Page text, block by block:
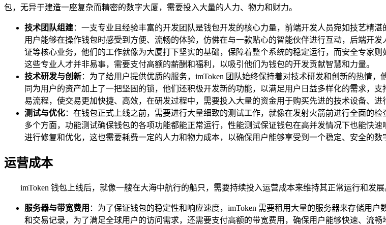
包，无异于建造一座复杂而精密的数字大厦，需要投入大量的人力、物力和财力。
技术团队组建：一支专业且经验丰富的开发团队是钱包开发的核心力量，前端开发人员宛如技艺精
用户能够在操作钱包时感受到方便、流畅的体验，仿佛在与一款贴心的智能伙伴进行互动，后端开
证等核心业务，他们的工作就像为大厦打下坚实的基础，保障着整个系统的稳定运行，而安全专家
这些专业人才并非易事，需要支付高额的薪酬和福利，以吸引他们为钱包的开发贡献智慧和力量。
技术研发与创新：为了给用户提供优质的服务，imToken 团队始终保持着对技术研发和创新的热情
同为用户的资产加上了一把坚固的锁，他们还积极开发新的功能，以满足用户日益多样化的需求，
易流程，使交易更加快捷、高效，在研发过程中，需要投入大量的资金用于购买先进的技术设备、
测试与优化：在钱包正式上线之前，需要进行大量细致的测试工作，就像在发射火箭前进行全面的
多个方面，功能测试确保钱包的各项功能都能正常运行，性能测试保证钱包在高并发情况下也能快
进行修复和优化，这也需要耗费一定的人力和物力成本，以确保用户能够享受到一个稳定、安全的数
运营成本
imToken 钱包上线后，就像一艘在大海中航行的船只，需要持续投入运营成本来维持其正常运行和发展
服务器与带宽费用 ：为了保证钱包的稳定性和响应速度，imToken 需要租用大量的服务器来存储用
和交易记录，为了满足全球用户的访问需求，还需要支付高额的带宽费用，确保用户能够快速、流